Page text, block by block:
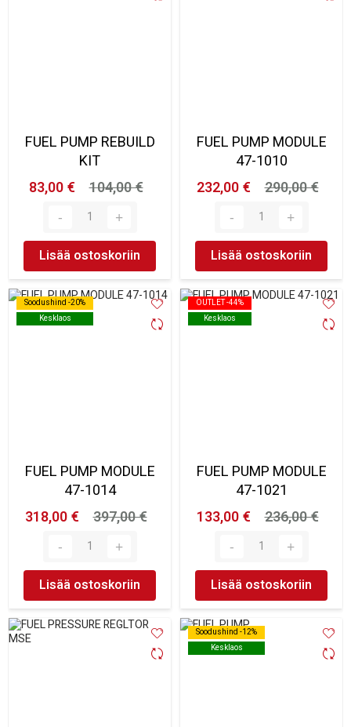
FUEL PUMP REBUILD
KIT
83,00 €
104,00 €
Lisää ostoskoriin
FUEL PUMP MODULE
47-1010
232,00 €
290,00 €
Lisää ostoskoriin
Soodushind -20%
Kesklaos
Soodushind -20%
Kesklaos
FUEL PUMP MODULE
47-1014
318,00 €
397,00 €
Lisää ostoskoriin
OUTLET -44%
Kesklaos
OUTLET -44%
Kesklaos
FUEL PUMP MODULE
47-1021
133,00 €
236,00 €
Lisää ostoskoriin
Soodushind -12%
Kesklaos
Soodushind -12%
Kesklaos